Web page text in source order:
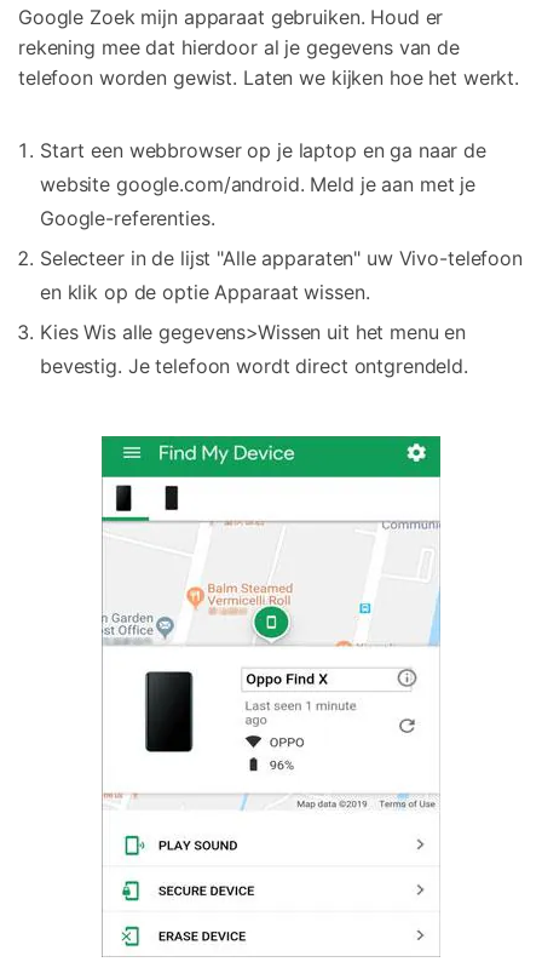
Google Zoek mijn apparaat gebruiken. Houd er
rekening mee dat hierdoor al je gegevens van de
telefoon worden gewist. Laten we kijken hoe het werkt.
Start een webbrowser op je laptop en ga naar de
website google.com/android. Meld je aan met je
Google-referenties.
Selecteer in de lijst "Alle apparaten" uw Vivo-telefoon
en klik op de optie Apparaat wissen.
Kies Wis alle gegevens>Wissen uit het menu en
bevestig. Je telefoon wordt direct ontgrendeld.